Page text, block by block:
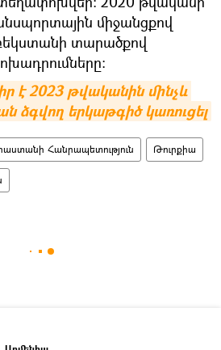
միջանցքով
տարածքով
է 2023 թվականին մինչև
ձգվող երկաթգիծ կառուցել
Հանրապետություն Թուրքիա